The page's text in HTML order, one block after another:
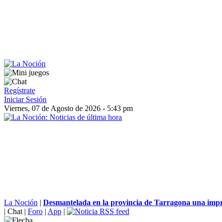
Regístrate
Iniciar Sesión
Viernes, 07 de Agosto de 2026 - 5:43 pm
La Noción | Desmantelada en la provincia de Tarragona una
| Chat | Foro | App |